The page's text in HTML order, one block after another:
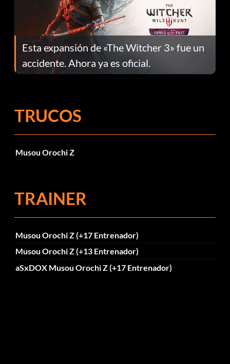
Esta expansión de «The Witcher 3» fue un
accidente. Ahora ya es oficial.
TRUCOS
Musou Orochi Z
TRAINER
Musou Orochi Z (+17 Entrenador)
Musou Orochi Z (+13 Entrenador)
aSxDOX Musou Orochi Z (+17 Entrenador)